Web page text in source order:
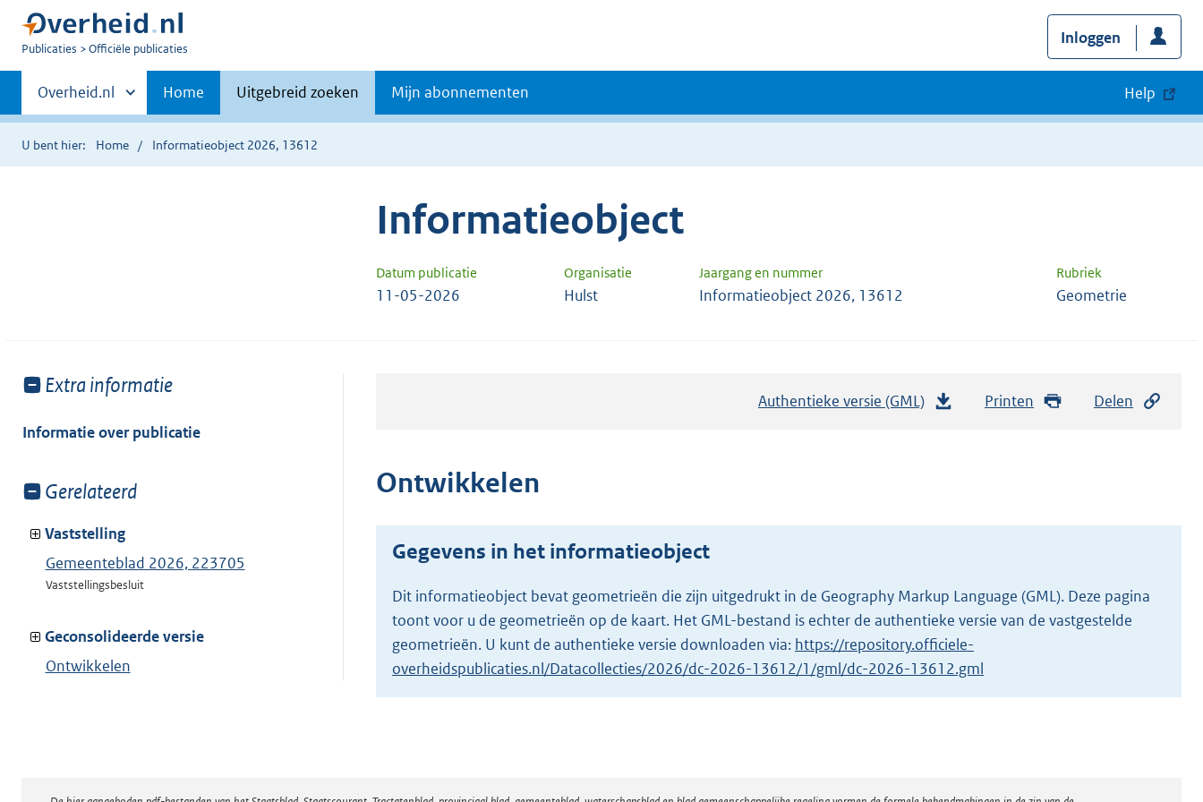
U
Publicaties Officiële publicaties
Inloggen
Primaire
navigatie
Andere
sites
binnen
Overheid.nl Home Uitgebreid zoeken Mijn abonnementen Help
U bent hier: Home Informatieobject 2026, 13612
Informatieobject
Datum publicatie Organisatie Jaargang en nummer Rubriek
11-05-2026 Hulst Informatieobject 2026, 13612 Geometrie
Toon
van:
Extra informatie
Informatie over publicatie
Toon
van:
Gerelateerd
Vaststelling
Gemeenteblad 2026, 223705
Vaststellingsbesluit
Geconsolideerde versie
Ontwikkelen
Authentieke versie (GML)
n
g
r
o
o
Printen Delen
Ontwikkelen
Gegevens in het informatieobject
Dit informatieobject bevat geometrieën die zijn uitgedrukt in de Geography Markup Language (GML). Deze pagina
toont voor u de geometrieën op de kaart. Het GML-bestand is echter de authentieke versie van de vastgestelde
geometrieën. U kunt de authentieke versie downloaden via: https://repository.officiele-
overheidspublicaties.nl/Datacollecties/2026/dc-2026-13612/1/gml/dc-2026-13612.gml